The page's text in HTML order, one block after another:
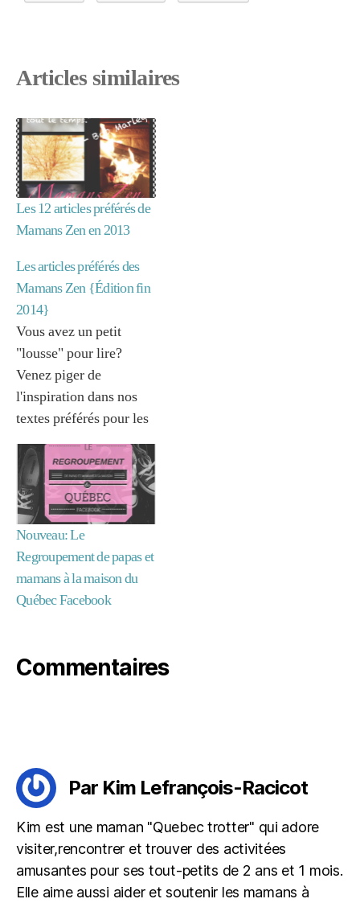
Articles similaires
Les 12 articles préférés de
Mamans Zen en 2013
Les articles préférés des
Mamans Zen {Édition fin
2014}
Vous avez un petit
"lousse" pour lire?
Venez piger de
l'inspiration dans nos
textes préférés pour les
parents, écrits cette
dernière année! Cette
dernière année,
Mamans Zen a pris son
envol pour se
positionner comme une
des plus grandes
ressources
professionnels à la…
Nouveau: Le
Regroupement de papas et
mamans à la maison du
Québec Facebook
Commentaires
m
a
à
la
m
ai
s
a
la
m
ai
s
o
n,
m
è
Par Kim Lefrançois-Racicot
Kim est une maman "Quebec trotter" qui adore
visiter,rencontrer et trouver des activitées
amusantes pour ses tout-petits de 2 ans et 1 mois.
Elle aime aussi aider et soutenir les mamans à